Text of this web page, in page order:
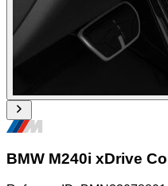
BMW M240i xDrive